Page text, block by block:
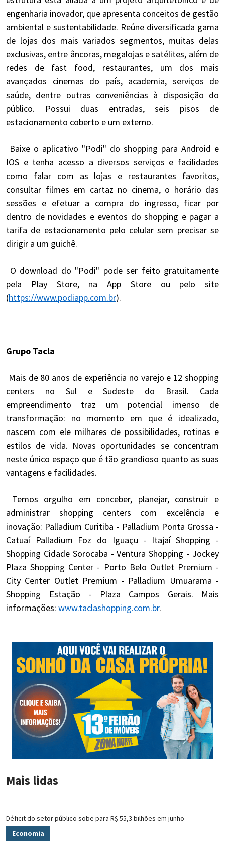
engenharia inovador, que apresenta conceitos de gestão
ambiental e sustentabilidade. Reúne diversificada gama
de lojas dos mais variados segmentos, muitas delas
exclusivas, entre âncoras, megalojas e satélites, além de
redes de fast food, restaurantes, um dos mais
avançados cinemas do país, academia, serviços de
saúde, dentre outras conveniências à disposição do
público. Possui duas entradas, seis pisos de
estacionamento coberto e um externo.
Baixe o aplicativo "Podi" do shopping para Android e
IOS e tenha acesso a diversos serviços e facilidades
como falar com as lojas e restaurantes favoritos,
consultar filmes em cartaz no cinema, o horário das
sessões e efetuar a compra do ingresso, ficar por
dentro de novidades e eventos do shopping e pagar a
tarifa de estacionamento pelo celular sem precisar se
dirigir a um guichê.
O download do "Podi" pode ser feito gratuitamente
pela Play Store, na App Store ou pelo site
(https://www.podiapp.com.br).
Grupo Tacla
Mais de 80 anos de experiência no varejo e 12 shopping
centers no Sul e Sudeste do Brasil. Cada
empreendimento traz um potencial imenso de
transformação: no momento em que é idealizado,
nascem com ele milhares de possibilidades, rotinas e
estilos de vida. Novas oportunidades se concentram
neste único espaço que é tão grandioso quanto as suas
vantagens e facilidades.
Temos orgulho em conceber, planejar, construir e
administrar shopping centers com excelência e
inovação: Palladium Curitiba - Palladium Ponta Grossa -
Catuaí Palladium Foz do Iguaçu - Itajaí Shopping -
Shopping Cidade Sorocaba - Ventura Shopping - Jockey
Plaza Shopping Center - Porto Belo Outlet Premium -
City Center Outlet Premium - Palladium Umuarama -
Shopping Estação - Plaza Campos Gerais. Mais
informações: www.taclashopping.com.br.
Mais lidas
Déficit do setor público sobe para R$ 55,3 bilhões em junho
Economia